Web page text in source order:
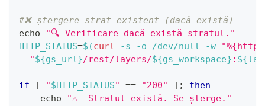
#❌ ștergere strat existent (dacă există)
echo
"🔍 Verificare dacă există stratul."
HTTP_STATUS=$(curl -s -o /dev/null -w
"${gs_url}/rest/layers/${gs_workspace} :
if [ "$HTTP_STATUS" == "200" ] ;
then
echo
"⚠️  Stratul există. Se șterge."